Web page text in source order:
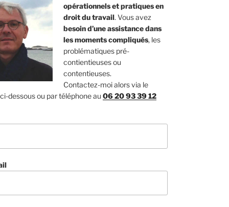
opérationnels et pratiques en
droit du travail. Vous avez
besoin d’une assistance dans
les moments compliqués, les
problématiques pré-
contientieuses ou
contentieuses.
Contactez-moi alors via le
dessous ou par téléphone au 06 20 93 39 12